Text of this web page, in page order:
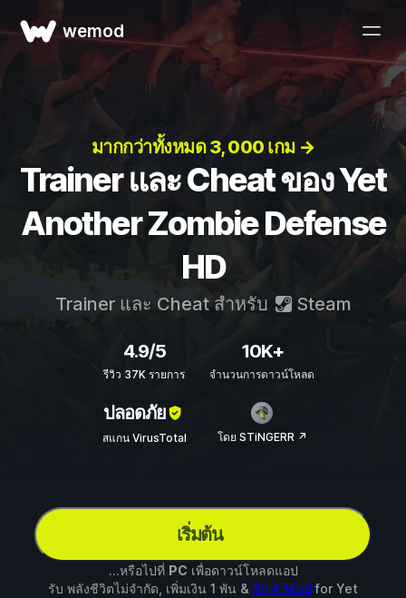
wemod
มากกว่าทั้งหมด 3, 000 เกม →
Trainer และ Cheat ของ Yet
Another Zombie Defense
HD
Trainer และ Cheat สำหรับ Steam
4.9/5
รีวิว 37K รายการ
10K+
จำนวนการดาวน์โหลด
ปลอดภัย
สแกน VirusTotal โดย STiNGERR ↗
เริ่มต้น
...หรือไปที่ PC เพื่อดาวน์โหลดแอป
รับ พลังชีวิตไม่จำกัด, เพิ่มเงิน 1 พัน & อีก 4 Mod for Yet